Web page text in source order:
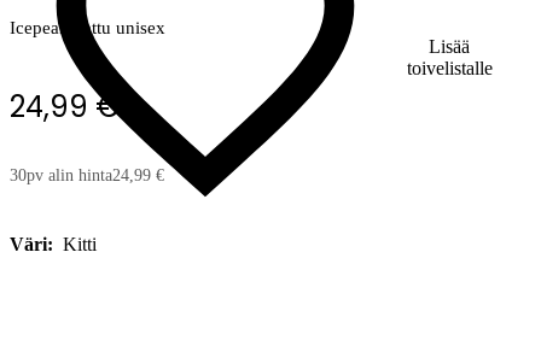
Lisää
toivelistalle
Icepeak hattu unisex
24,99 €
30pv alin hinta24,99 €
Väri: Kitti